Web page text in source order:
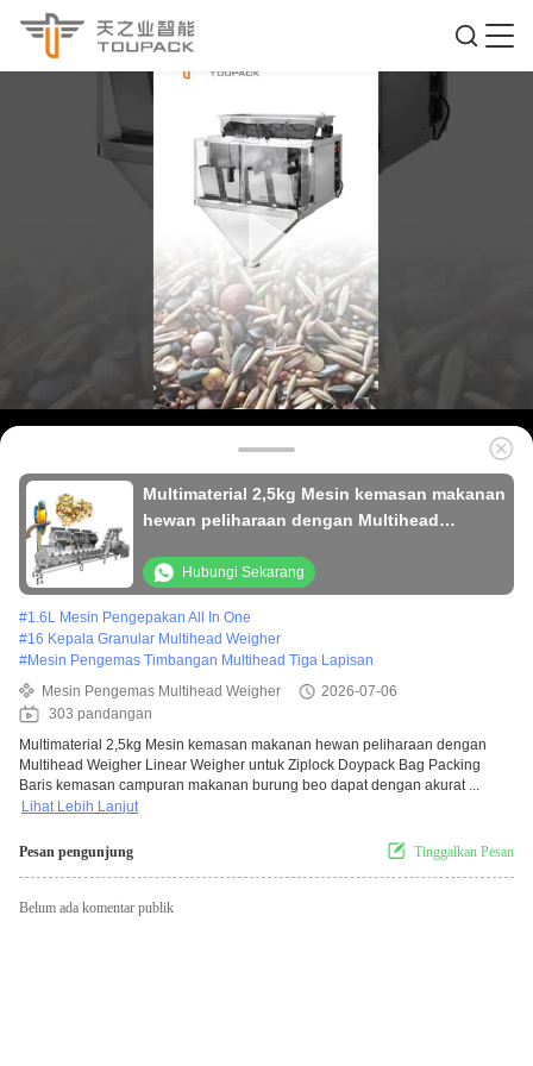
Multimaterial 2,5kg Mesin kemasan makanan
hewan peliharaan dengan Multihead
Doypack Bag Packing
Hubungi Sekarang
#1.6L Mesin Pengepakan All In One
#16 Kepala Granular Multihead Weigher
#Mesin Pengemas Timbangan Multihead Tiga Lapisan
Mesin Pengemas Multihead Weigher
2026-07-06
303 pandangan
Multimaterial 2,5kg Mesin kemasan makanan hewan peliharaan dengan
Multihead Weigher Linear Weigher untuk Ziplock Doypack Bag Packing
Baris kemasan campuran makanan burung beo dapat dengan akurat ...
Lihat Lebih Lanjut
Pesan pengunjung Tinggalkan Pesan
Belum ada komentar publik